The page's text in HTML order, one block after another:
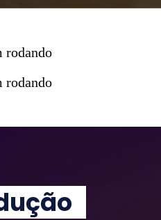
rodando
rodando